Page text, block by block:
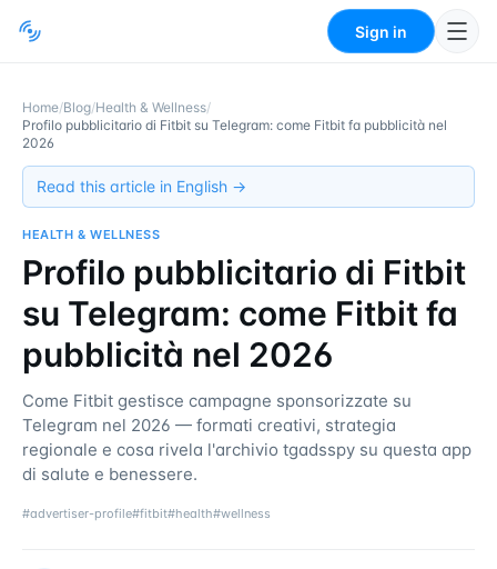
Sign in
Home/Blog/Health & Wellness/
Profilo pubblicitario di Fitbit su Telegram: come Fitbit fa pubblicità nel
2026
Read this article in English →
HEALTH & WELLNESS
Profilo pubblicitario di Fitbit
su Telegram: come Fitbit fa
pubblicità nel 2026
Come Fitbit gestisce campagne sponsorizzate su
Telegram nel 2026 — formati creativi, strategia
regionale e cosa rivela l'archivio tgadsspy su questa app
di salute e benessere.
#advertiser-profile#fitbit#health#wellness